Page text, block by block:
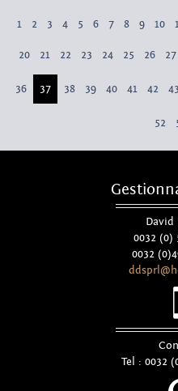
1 2 3 4 5 6 7 8 9 10
20 21 22 23 24 25 26 27
36 37 38 39 40 41 42 43
52
David
0032 (0)
0032
Tel : 0032